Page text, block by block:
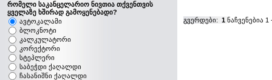
რომელი საკანცელარიო ნივთია თქვენთვის
ყველაზე ხშირად გამოყენებადი?
ავტოკალამი
ბლოკნოტი
კალკულატორი
კორექტორი
სტეპლერი
საბეჭდი ქაღალდი
ჩასანიშნი ქაღალდი
გვერდები: 1 ნაჩვენებია 1